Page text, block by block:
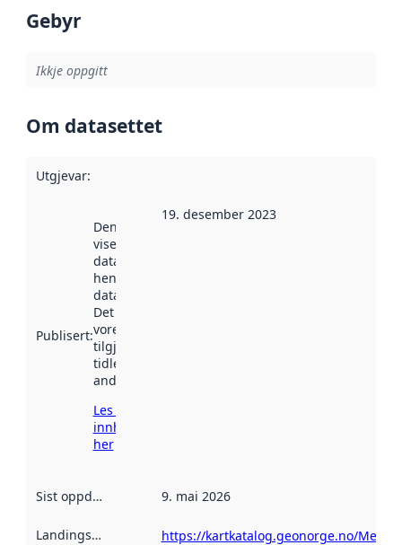
Gebyr
Ikkje oppgitt
Om datasettet
Utgjevar:
Publisert:
Denne datoen
viser når
datasettet vart
henta inn av
data.norge.no.
Det kan ha
vore
tilgjengeleg
tidlegare
andre stader.
Les meir om
innhenting
her
19. desember 2023
Sist oppdatert 9. mai 2026
Landingsside
https://kartkatalog.geonorge.no/